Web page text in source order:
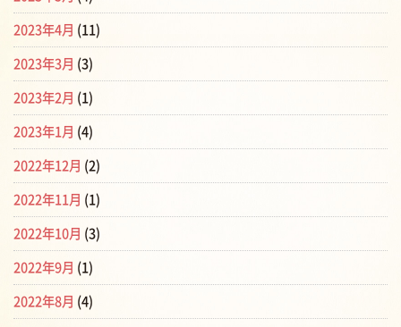
2023年4月 (11)
2023年3月 (3)
2023年2月 (1)
2023年1月 (4)
2022年12月 (2)
2022年11月 (1)
2022年10月 (3)
2022年9月 (1)
2022年8月 (4)